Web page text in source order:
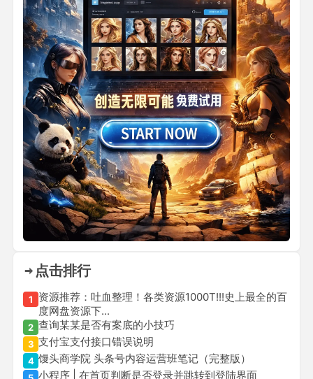
点击排行
1
资源推荐：吐血整理！各类资源1000T!!!史上最全的百
度网盘资源下...
2 查询某某是否有案底的小技巧
3 支付宝支付接口错误说明
4 馒头商学院 头条号内容运营班笔记（完整版）
小程序 | 在首页判断是否登录并跳转到登陆界面